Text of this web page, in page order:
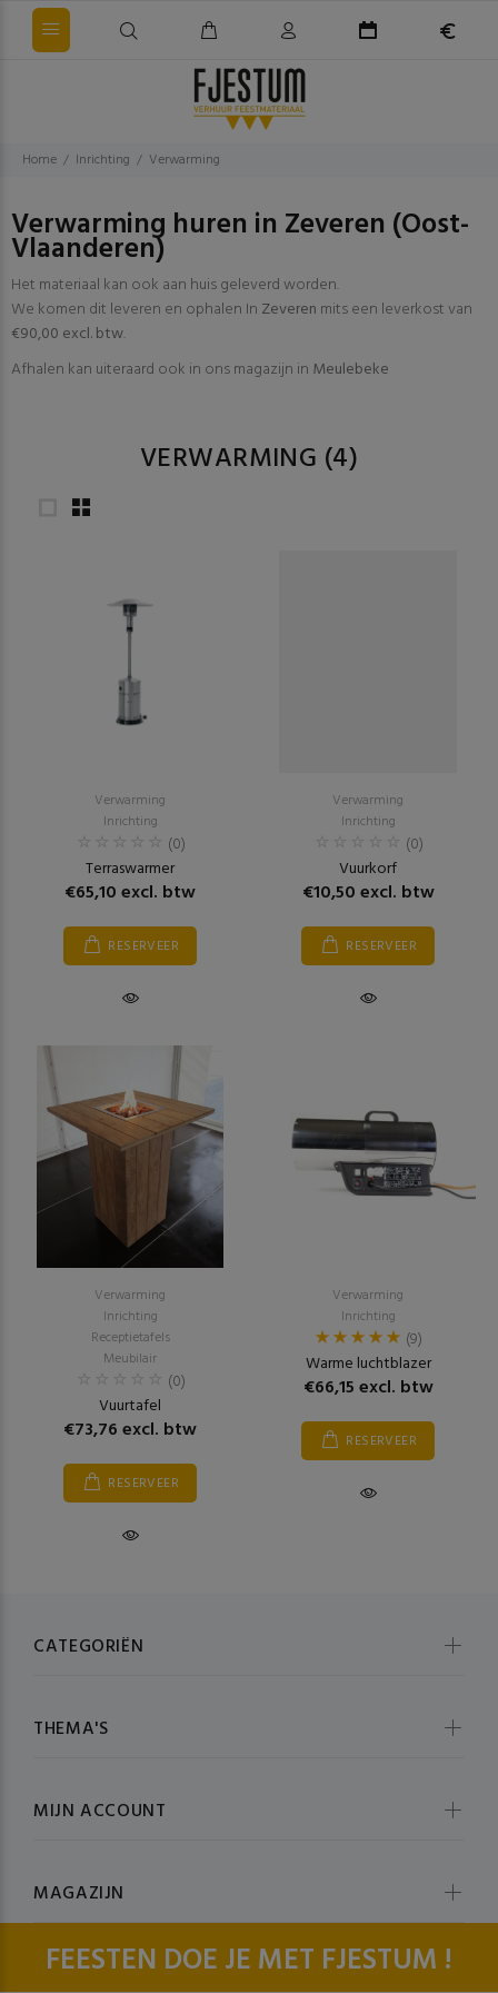
Home Inrichting Verwarming
Verwarming huren in Zeveren (Oost-
Vlaanderen)
Het materiaal kan ook aan huis geleverd worden.
We komen dit leveren en ophalen In Zeveren mits een leverkost van
€90,00 excl. btw.
Afhalen kan uiteraard ook in ons magazijn in Meulebeke
VERWARMING (4)
Verwarming
Inrichting
(0)
Terraswarmer
€65,10 excl. btw
RESERVEER
Verwarming
Inrichting
(0)
Vuurkorf
€10,50 excl. btw
RESERVEER
Verwarming
Inrichting
Receptietafels
Meubilair
(0)
Vuurtafel
€73,76 excl. btw
RESERVEER
Verwarming
Inrichting
(9)
Warme luchtblazer
€66,15 excl. btw
RESERVEER
FEESTEN DOE JE MET FJESTUM !
CATEGORIËN
THEMA'S
MIJN ACCOUNT
MAGAZIJN